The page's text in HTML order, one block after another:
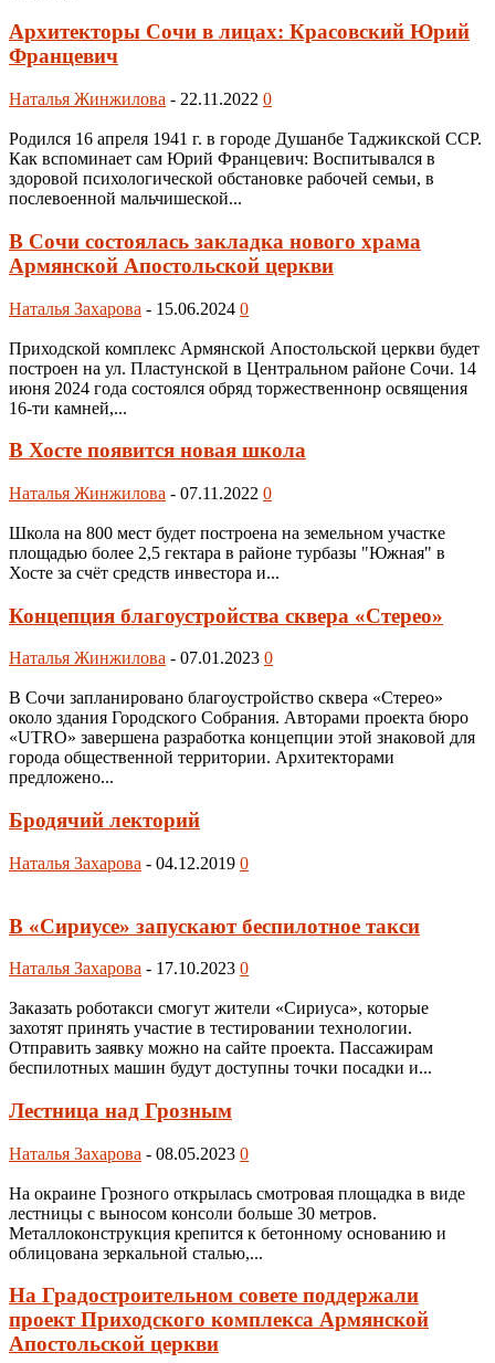
Архитекторы Сочи в лицах: Красовский Юрий
Францевич
Наталья Жинжилова - 22.11.2022 0
Родился 16 апреля 1941 г. в городе Душанбе Таджикской ССР.
Как вспоминает сам Юрий Францевич: Воспитывался в
здоровой психологической обстановке рабочей семьи, в
послевоенной мальчишеской...
В Сочи состоялась закладка нового храма
Армянской Апостольской церкви
Наталья Захарова - 15.06.2024 0
Приходской комплекс Армянской Апостольской церкви будет
построен на ул. Пластунской в Центральном районе Сочи. 14
июня 2024 года состоялся обряд торжественнонр освящения
16-ти камней,...
В Хосте появится новая школа
Наталья Жинжилова - 07.11.2022 0
Школа на 800 мест будет построена на земельном участке
площадью более 2,5 гектара в районе турбазы "Южная" в
Хосте за счёт средств инвестора и...
Концепция благоустройства сквера «Стерео»
Наталья Жинжилова - 07.01.2023 0
В Сочи запланировано благоустройство сквера «Стерео»
около здания Городского Собрания. Авторами проекта бюро
«UTRO» завершена разработка концепции этой знаковой для
города общественной территории. Архитекторами
предложено...
Бродячий лекторий
Наталья Захарова - 04.12.2019 0
В «Сириусе» запускают беспилотное такси
Наталья Захарова - 17.10.2023 0
Заказать роботакси смогут жители «Сириуса», которые
захотят принять участие в тестировании технологии.
Отправить заявку можно на сайте проекта. Пассажирам
беспилотных машин будут доступны точки посадки и...
Лестница над Грозным
Наталья Захарова - 08.05.2023 0
На окраине Грозного открылась смотровая площадка в виде
лестницы с выносом консоли больше 30 метров.
Металлоконструкция крепится к бетонному основанию и
облицована зеркальной сталью,...
На Градостроительном совете поддержали
проект Приходского комплекса Армянской
Апостольской церкви